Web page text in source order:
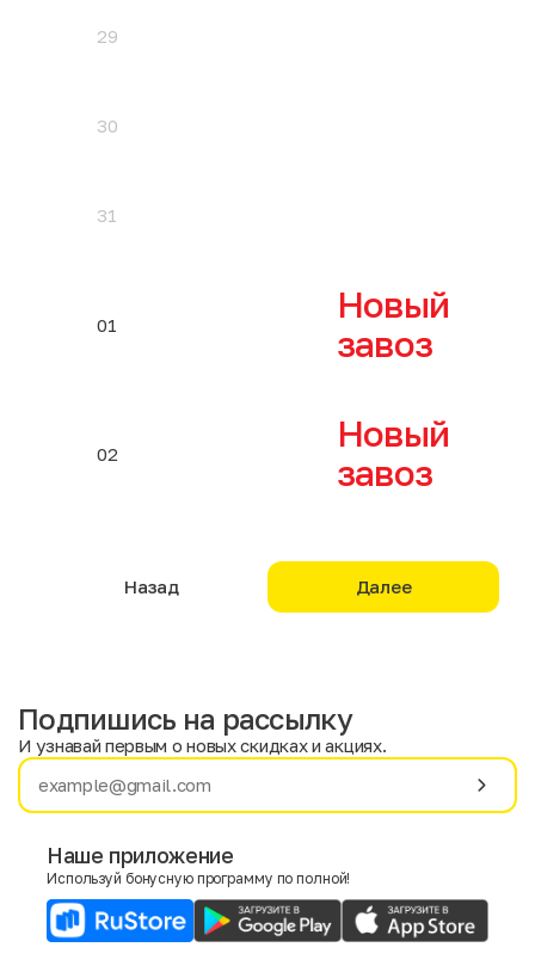
29
30
31
01
Новый
завоз
02
Новый
завоз
Назад Далее
Имя
E-mail
Подпишись на рассылку
И узнавай первым о новых скидках и акциях.
Наше приложение
Используй бонусную программу по полной!